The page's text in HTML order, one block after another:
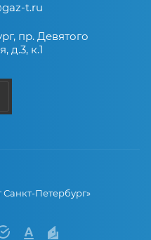
t.ru
, пр. Девятого
д.3, к.1
Петербург»